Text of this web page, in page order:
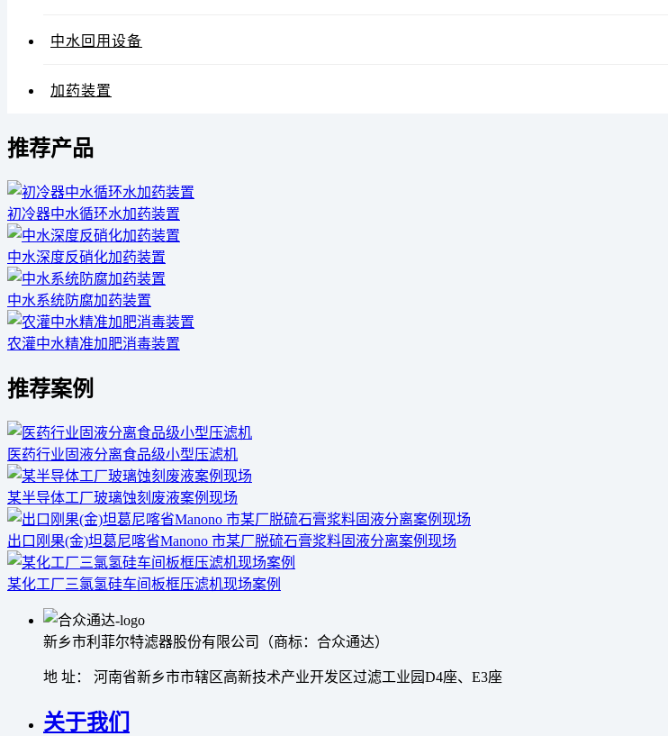
中水回用设备
加药装置
推荐产品
初冷器中水循环水加药装置
中水深度反硝化加药装置
中水系统防腐加药装置
农灌中水精准加肥消毒装置
推荐案例
医药行业固液分离食品级小型压滤机
某半导体工厂玻璃蚀刻废液案例现场
出口刚果(金)坦葛尼喀省Manono 市某厂脱硫石膏浆料固液分离案例现场
某化工厂三氯氢硅车间板框压滤机现场案例
新乡市利菲尔特滤器股份有限公司（商标：合众通达）
地 址： 河南省新乡市市辖区高新技术产业开发区过滤工业园D4座、E3座
关于我们